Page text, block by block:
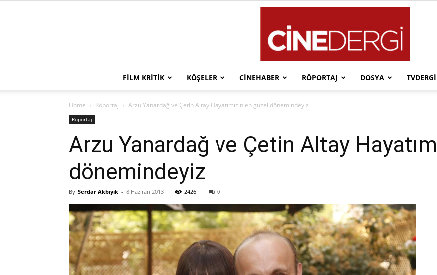
FILM KRITIK KÖŞELER CINEHABER RÖPORTAJ DOSYA TVDERGI
Home Röportaj Arzu Yanardağ ve Çetin Altay Hayatımızın en güzel dönemindeyiz
Röportaj
Arzu Yanardağ ve Çetin Altay
dönemindeyiz
By Serdar Akbıyık - 8 Haziran 2013 2426 0